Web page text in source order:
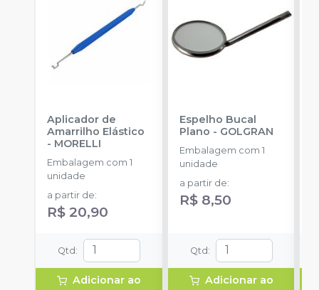
Aplicador de
Amarrilho Elástico
- MORELLI
Embalagem com 1
unidade
a partir de:
R$ 20,90
Qtd :
Adicionar ao
Espelho Bucal
Plano - GOLGRAN
Embalagem com 1
unidade
a partir de:
R$ 8,50
Qtd :
Adicionar ao